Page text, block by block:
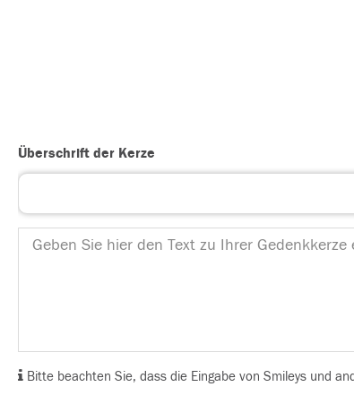
Überschrift der Kerze
Bitte beachten Sie, dass die Eingabe von Smileys und